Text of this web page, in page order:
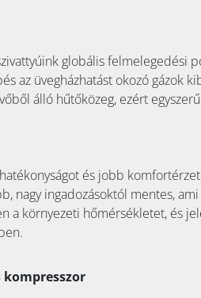
globális felmelegedési
az üvegházhatást okozó gázok
álló hűtőközeg, ezért
és jobb
nagy ingadozásoktól mentes,
a környezeti hőmérsékletet, és
kompresszor